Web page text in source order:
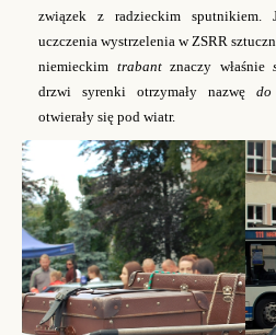
związek z radzieckim sputnikiem.
uczczenia wystrzelenia w ZSRR
niemieckim trabantznaczy właśnie
drzwi syrenki otrzymały nazwę
otwierały się pod wiatr.